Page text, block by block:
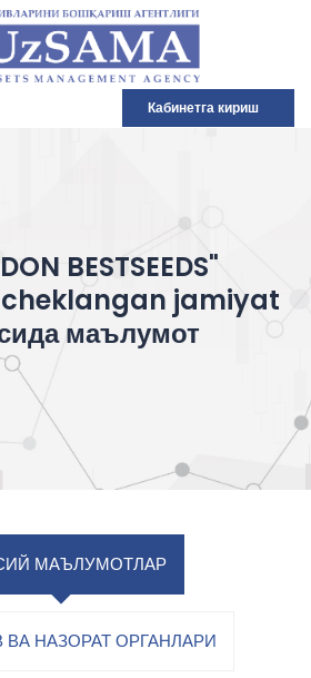
Кабинетга кириш
BESTSEEDS"
jamiyat
маълумот
МАЪЛУМОТЛАР
НАЗОРАТ ОРГАНЛАРИ